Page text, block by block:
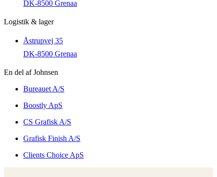
DK-8500 Grenaa
Logistik & lager
Åstrupvej 35
DK-8500 Grenaa
En del af Johnsen
Bureauet A/S
Boostly ApS
CS Grafisk A/S
Grafisk Finish A/S
Clients Choice ApS